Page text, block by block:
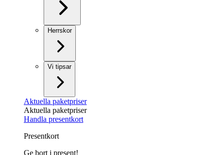
Herrskor
Vi tipsar
Aktuella paketpriser
Aktuella paketpriser
Handla presentkort
Presentkort
Ge bort i present!